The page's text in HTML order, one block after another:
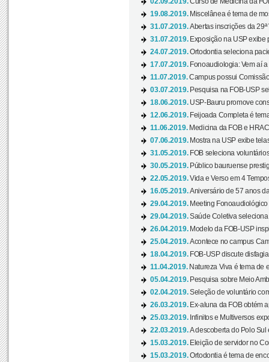
19.08.2019. Miscelânea é tema de
31.07.2019.Abertas inscrições da 29ª
31.07.2019. Exposição na USP exibe
24.07.2019.Ortodontia seleciona
17.07.2019. Fonoaudiologia: Vem aí
11.07.2019.Campus possui
03.07.2019. Pesquisa na FOB-USP
18.06.2019. USP-Bauru promove
12.06.2019. Feijoada Completa é
11.06.2019. Medicina da FOB e
07.06.2019. Mostra na USP exibe
31.05.2019. FOB seleciona
30.05.2019. Público bauruense
22.05.2019.Vida e Verso em 4
16.05.2019.Aniversário de 57 anos
29.04.2019. Meeting
29.04.2019.Saúde Coletiva
26.04.2019. Modelo da FOB-USP
25.04.2019.Acontece no campus
18.04.2019. FOB-USP discute
11.04.2019. Natureza Viva é tema de
05.04.2019. Pesquisa sobre Meio
02.04.2019.Seleção de voluntário
26.03.2019. Ex-aluna da FOB obtém
25.03.2019. Infinitos e Multiversos
22.03.2019.A descoberta do Polo Sul
15.03.2019. Eleição de servidor no
15.03.2019.Ortodontia é tema de